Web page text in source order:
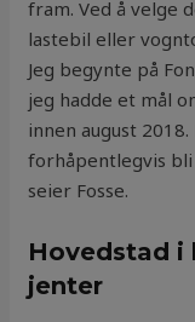
fram. Ved å velge
lastebil eller
Jeg begynte på
jeg hadde et mål
innen august
forhåpentlegvis bli
seier Fosse.
Hovedstad i
jenter